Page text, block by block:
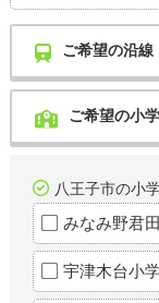
ご希望の沿
ご希望の小
八王子市の小
みなみ野君
宇津木台小